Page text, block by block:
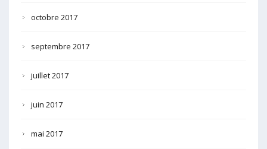
octobre 2017
septembre 2017
juillet 2017
juin 2017
mai 2017